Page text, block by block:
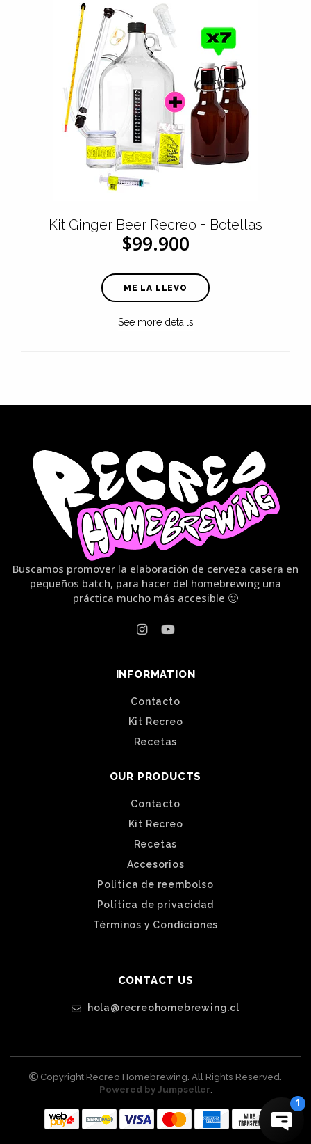
Kit Ginger Beer Recreo + Botellas
$99.900
ME LA LLEVO
See more details
Buscamos promover la elaboración de cerveza casera en
pequeños batch, para hacer del homebrewing una
práctica mucho más accesible 🙂
INFORMATION
Contacto
Kit Recreo
Recetas
OUR PRODUCTS
Contacto
Kit Recreo
Recetas
Accesorios
Politica de reembolso
Política de privacidad
Términos y Condiciones
CONTACT US
hola@recreohomebrewing.cl
Copyright Recreo Homebrewing. All Rights Reserved.
Powered by Jumpseller